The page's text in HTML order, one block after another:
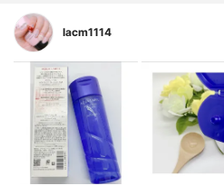
lacm1114